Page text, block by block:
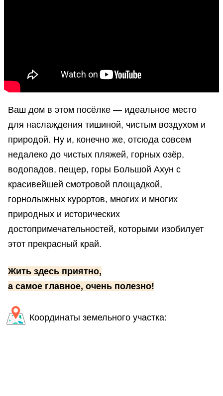
Ваш дом в этом посёлке — идеальное место
для наслаждения тишиной, чистым воздухом и
природой. Ну и, конечно же, отсюда совсем
недалеко до чистых пляжей, горных озёр,
водопадов, пещер, горы Большой Ахун с
красивейшей смотровой площадкой,
горнолыжных курортов, многих и многих
природных и исторических
достопримечательностей, которыми изобилует
этот прекрасный край.
Жить здесь приятно,
а самое главное, очень полезно!
Координаты земельного участка: